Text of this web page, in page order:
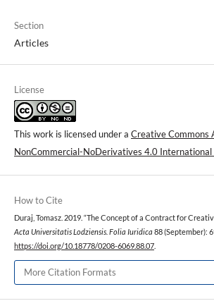
Section
Articles
License
This work is licensed under a Creative Commons
NonCommercial-NoDerivatives 4.0 International
How to Cite
Duraj, Tomasz. 2019. “The Concept of a Contract for
Acta Universitatis Lodziensis. Folia Iuridica 88 (September):
https://doi.org/10.18778/0208-6069.88.07
More Citation Formats